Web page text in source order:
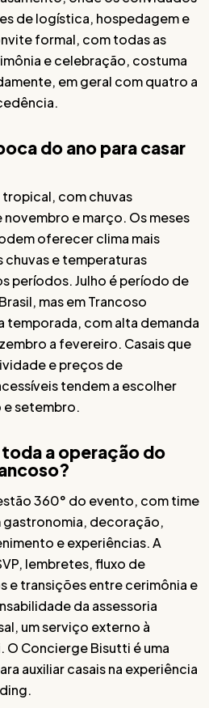
de logística, hospedagem e
formal, com todas as
e celebração, costuma
em geral com quatro a
do ano para casar
com chuvas
e março. Os meses
oferecer clima mais
chuvas e temperaturas
períodos. Julho é período de
mas em Trancoso
temporada, com alta demanda
a fevereiro. Casais que
e preços de
tendem a escolher
e setembro.
a operação do
360° do evento, com time
gastronomia, decoração,
e experiências. A
lembretes, fluxo de
e transições entre cerimônia e
da assessoria
um serviço externo à
O Concierge Bisutti é uma
auxiliar casais na experiência